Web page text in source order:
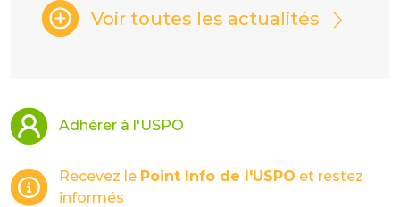
Voir toutes les actualités
Adhérer à l'USPO
Recevez le Point Info de l'USPO et restez
informés